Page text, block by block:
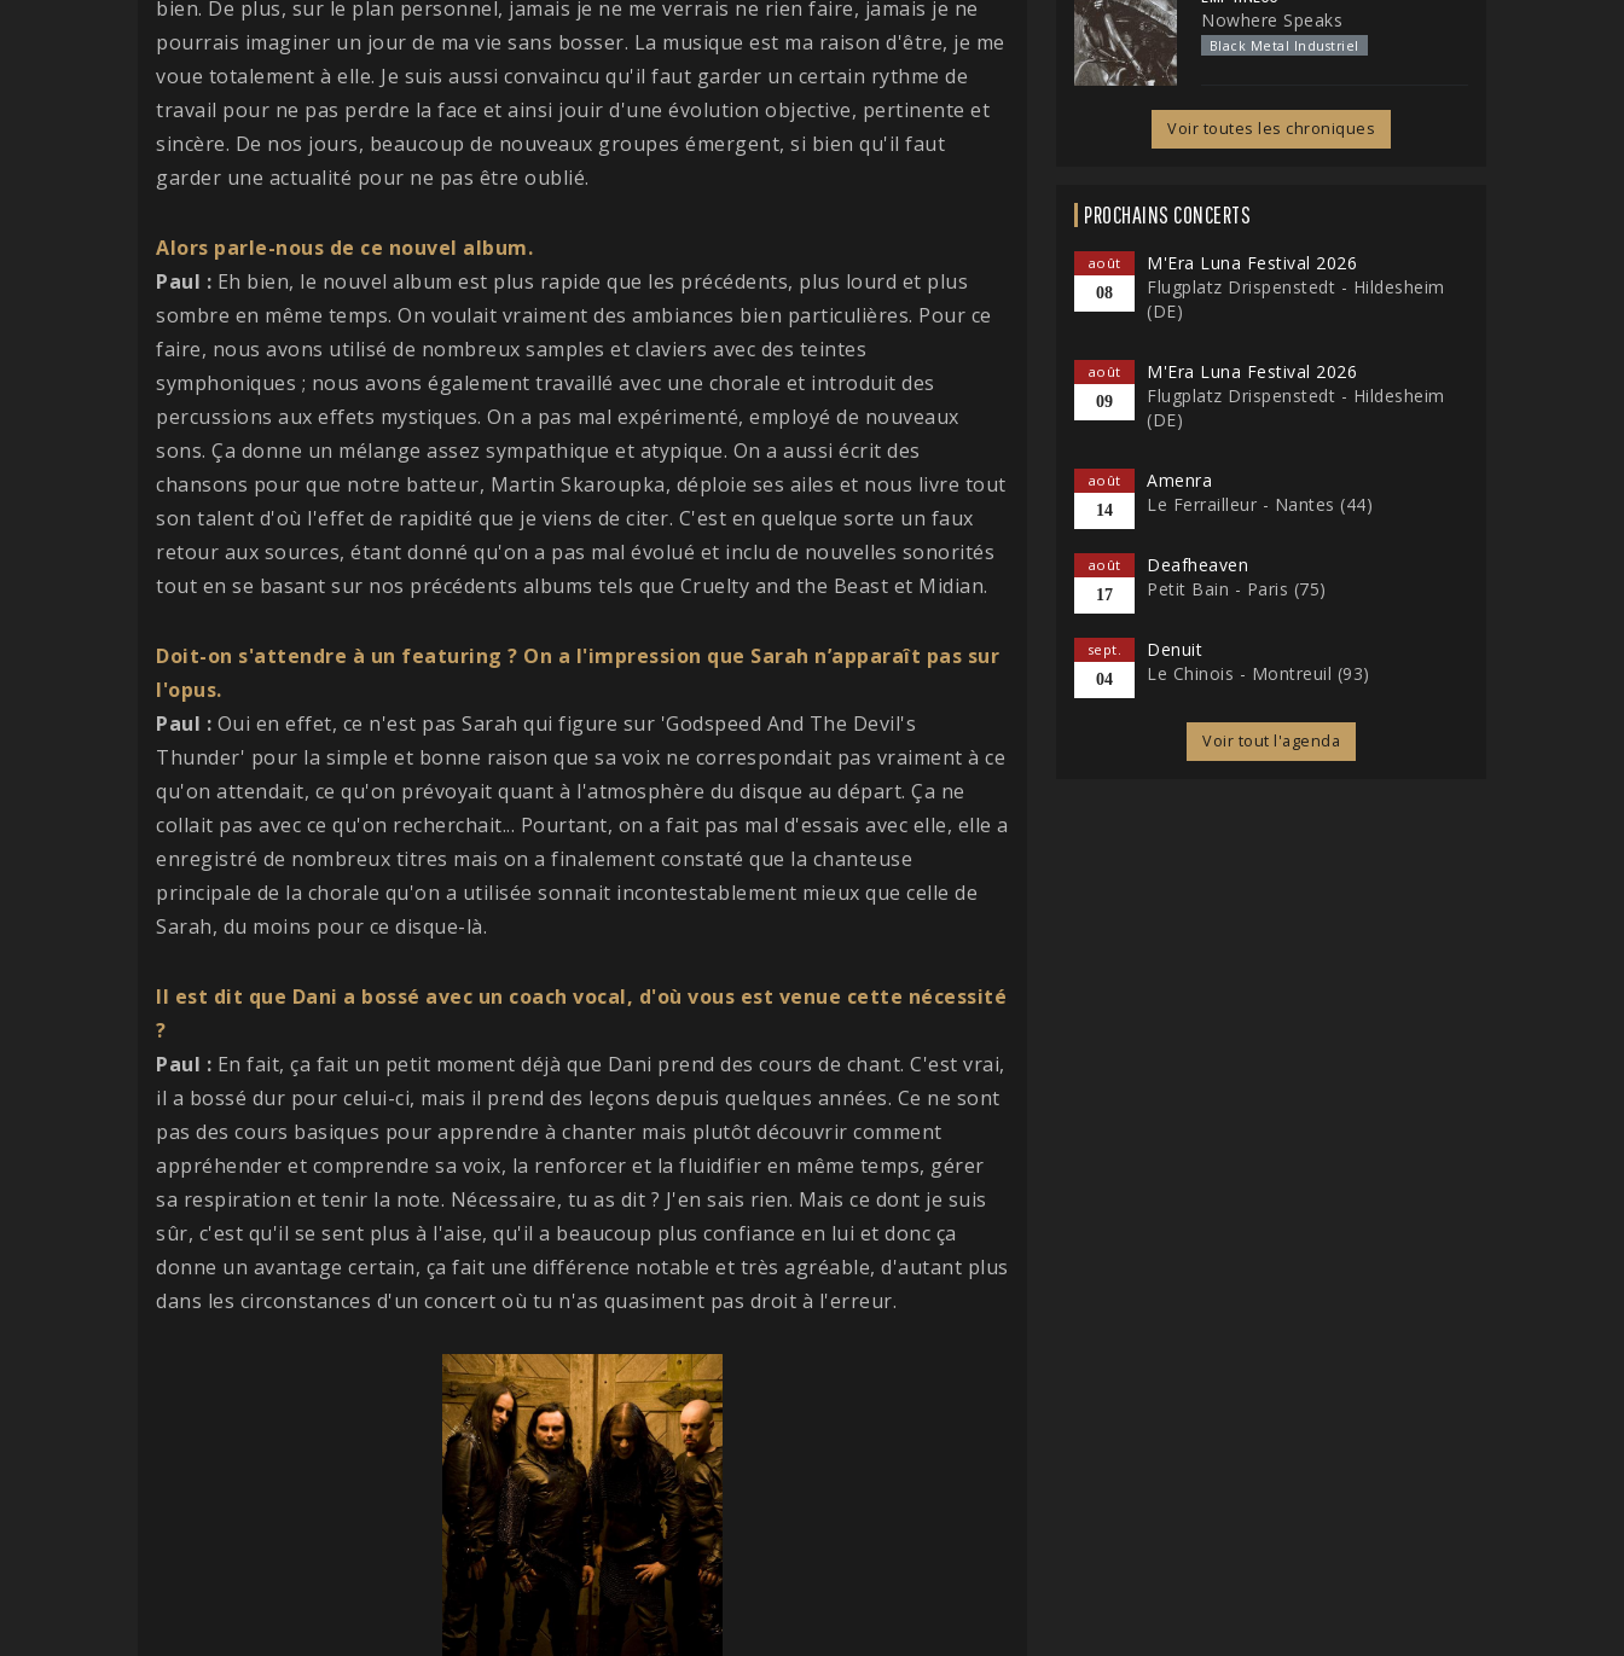
bien. De plus, sur le plan personnel, jamais je ne me verrais ne rien faire, jamais je ne
pourrais imaginer un jour de ma vie sans bosser. La musique est ma raison d'être, je me
voue totalement à elle. Je suis aussi convaincu qu'il faut garder un certain rythme de
travail pour ne pas perdre la face et ainsi jouir d'une évolution objective, pertinente et
sincère. De nos jours, beaucoup de nouveaux groupes émergent, si bien qu'il faut
garder une actualité pour ne pas être oublié.
Alors parle-nous de ce nouvel album.
Paul : Eh bien, le nouvel album est plus rapide que les précédents, plus lourd et plus
sombre en même temps. On voulait vraiment des ambiances bien particulières. Pour ce
faire, nous avons utilisé de nombreux samples et claviers avec des teintes
symphoniques ; nous avons également travaillé avec une chorale et introduit des
percussions aux effets mystiques. On a pas mal expérimenté, employé de nouveaux
sons. Ça donne un mélange assez sympathique et atypique. On a aussi écrit des
chansons pour que notre batteur, Martin Skaroupka, déploie ses ailes et nous livre tout
son talent d'où l'effet de rapidité que je viens de citer. C'est en quelque sorte un faux
retour aux sources, étant donné qu'on a pas mal évolué et inclu de nouvelles sonorités
tout en se basant sur nos précédents albums tels que Cruelty and the Beast et Midian.
Doit-on s'attendre à un featuring ? On a l'impression que Sarah n’apparaît pas sur
l'opus.
Paul : Oui en effet, ce n'est pas Sarah qui figure sur 'Godspeed And The Devil's
Thunder' pour la simple et bonne raison que sa voix ne correspondait pas vraiment à ce
qu'on attendait, ce qu'on prévoyait quant à l'atmosphère du disque au départ. Ça ne
collait pas avec ce qu'on recherchait... Pourtant, on a fait pas mal d'essais avec elle, elle a
enregistré de nombreux titres mais on a finalement constaté que la chanteuse
principale de la chorale qu'on a utilisée sonnait incontestablement mieux que celle de
Sarah, du moins pour ce disque-là.
Il est dit que Dani a bossé avec un coach vocal, d'où vous est venue cette nécessité
?
Paul : En fait, ça fait un petit moment déjà que Dani prend des cours de chant. C'est vrai,
il a bossé dur pour celui-ci, mais il prend des leçons depuis quelques années. Ce ne sont
pas des cours basiques pour apprendre à chanter mais plutôt découvrir comment
appréhender et comprendre sa voix, la renforcer et la fluidifier en même temps, gérer
sa respiration et tenir la note. Nécessaire, tu as dit ? J'en sais rien. Mais ce dont je suis
sûr, c'est qu'il se sent plus à l'aise, qu'il a beaucoup plus confiance en lui et donc ça
donne un avantage certain, ça fait une différence notable et très agréable, d'autant plus
dans les circonstances d'un concert où tu n'as quasiment pas droit à l'erreur.
Nowhere Speaks
Black Metal Industriel
Voir toutes les chroniques
PROCHAINS CONCERTS
août
08
M'Era Luna Festival 2026
Flugplatz Drispenstedt - Hildesheim
(DE)
août
09
M'Era Luna Festival 2026
Flugplatz Drispenstedt - Hildesheim
(DE)
août
14
Amenra
Le Ferrailleur - Nantes (44)
août
17
Deafheaven
Petit Bain - Paris (75)
sept.
04
Denuit
Le Chinois - Montreuil (93)
Voir tout l'agenda